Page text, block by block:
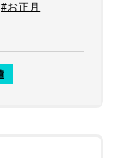
#お正月